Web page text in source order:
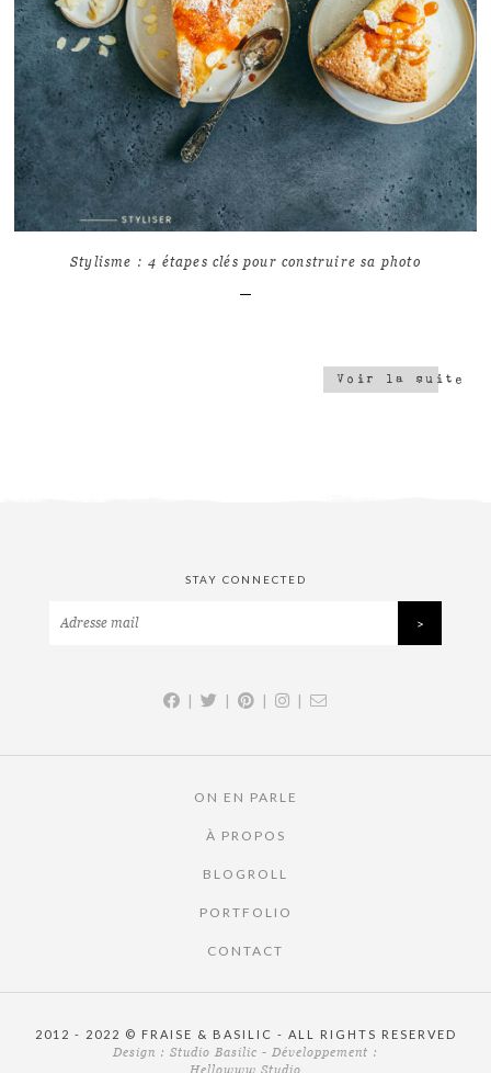
LIRE L'ARTICLE
7283
Stylisme : 4 étapes clés pour construire sa photo
Voir la suite
STAY CONNECTED
| | | |
ON EN PARLE
À PROPOS
BLOGROLL
PORTFOLIO
CONTACT
2012 - 2022 © FRAISE & BASILIC - ALL RIGHTS RESERVED
Design : Studio Basilic - Développement :
Hellowww Studio